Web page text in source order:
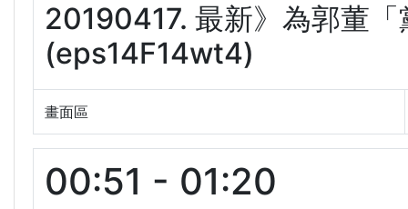
20190417. 最新》為郭董
(eps14F14wt4)
畫面區
00:51 - 01:20